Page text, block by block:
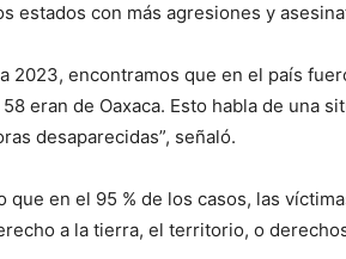
estados con más agresiones y
2023, encontramos que en el país
eran de Oaxaca. Esto habla de una
desaparecidas”, señaló.
que en el 95 % de los casos, las
a la tierra, el territorio, o